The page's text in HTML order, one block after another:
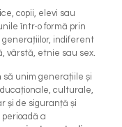
copii, elevi sau
într-o formă prin
indiferent
vârstă, etnie sau sex.
să unim generațiile și
culturale,
și de siguranță și
a